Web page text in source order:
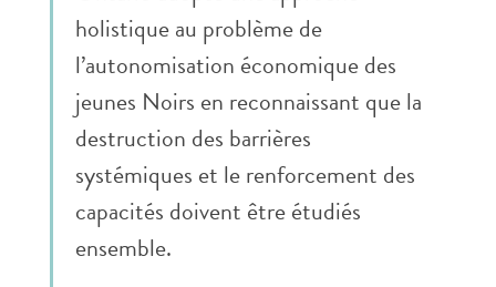
holistique au problème de
l’autonomisation économique des
jeunes Noirs en reconnaissant que la
destruction des barrières
systémiques et le renforcement des
capacités doivent être étudiés
ensemble.